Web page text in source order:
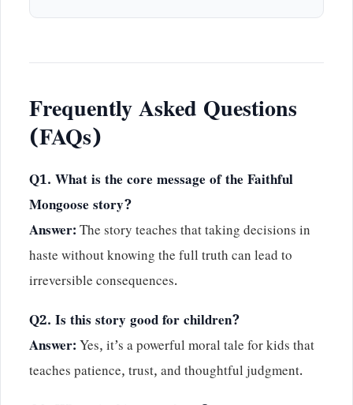
Frequently Asked Questions
(FAQs)
Q1. What is the core message of the Faithful
Mongoose story?
Answer:The story teaches that taking decisions in
haste without knowing the full truth can lead to
irreversible consequences.
Q2. Is this story good for children?
Answer:Yes, it’s a powerful moral tale for kids that
teaches patience, trust, and thoughtful judgment.